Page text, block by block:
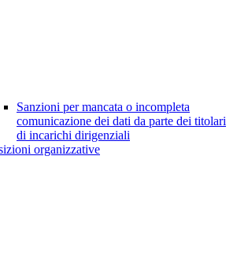
Sanzioni per mancata o incompleta
comunicazione dei dati da parte dei titolari
di incarichi dirigenziali
organizzative